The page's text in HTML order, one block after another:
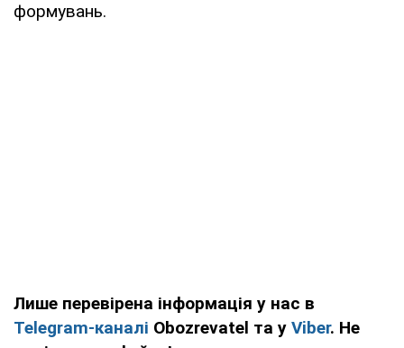
формувань.
Лише перевірена інформація у нас в
Telegram-каналі Obozrevatel та у Viber. Не